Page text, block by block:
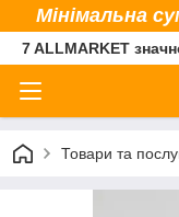
Мінімальна
7 ALLMARKET
Товари та